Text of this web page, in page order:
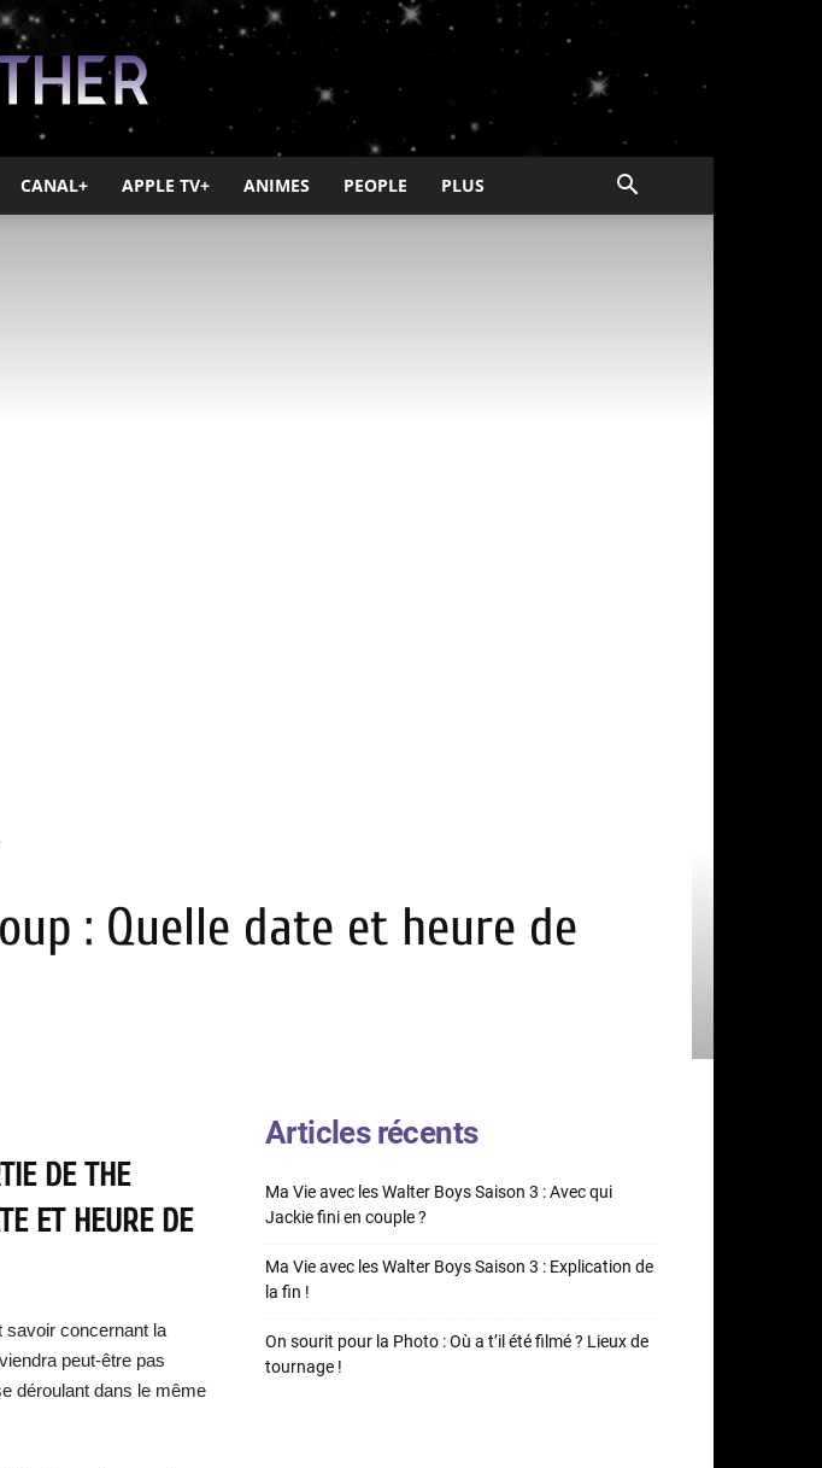
Ayther
CANAL+ APPLE TV+ ANIMES PEOPLE PLUS
: Quelle date et heure de
DE THE
ET HEURE DE
savoir concernant la
peut-être pas
déroulant dans le même
Articles récents
Ma Vie avec les Walter Boys Saison 3 : Avec qui
Jackie fini en couple ?
Ma Vie avec les Walter Boys Saison 3 : Explication de
la fin !
On sourit pour la Photo : Où a t’il été filmé ? Lieux de
tournage !